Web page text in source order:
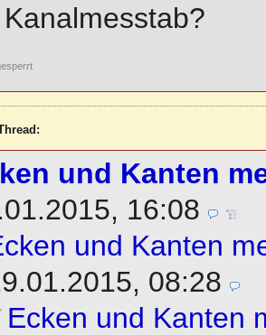
und Kanten
16:08
und Kanten
08:28
Ecken und Kanten